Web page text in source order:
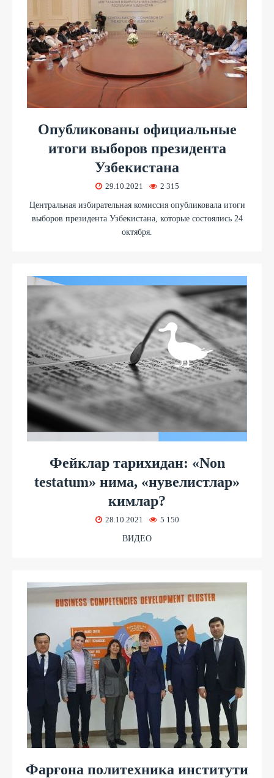
Опубликованы официальные
итоги выборов президента
Узбекистана
29.10.2021 2 315
Центральная избирательная комиссия опубликовала итоги
выборов президента Узбекистана, которые состоялись 24
октября.
Фейклар тарихидан: «Non
testatum» нима, «нувелистлар»
кимлар?
28.10.2021 5 150
ВИДЕО
Фарғона политехника институти